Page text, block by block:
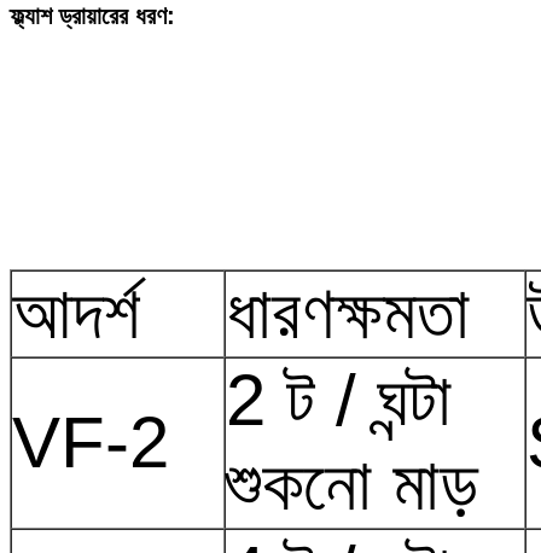
ফ্ল্যাশ ড্রায়ারের ধরণ:
আদর্শ ধারণক্ষমতা
VF-2
2 ট / ঘন্টা
শুকনো মাড়